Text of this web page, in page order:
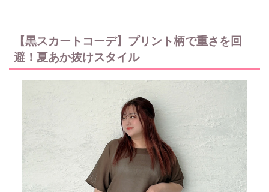
【黒スカートコーデ】プリント柄で重さを回
避！夏あか抜けスタイル